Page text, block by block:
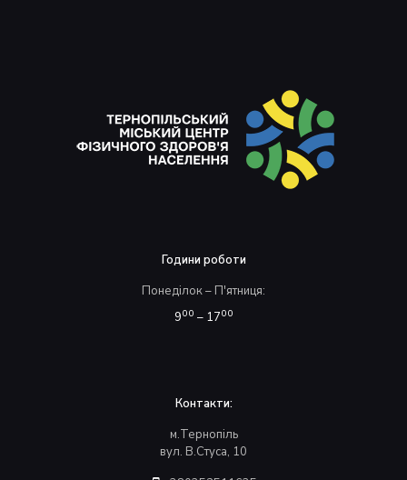
Години роботи
Понеділок – П'ятниця:
900 – 1700
Контакти:
м.Тернопіль
вул. В.Стуса, 10